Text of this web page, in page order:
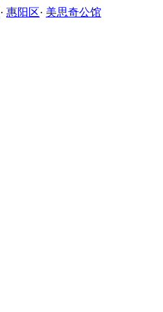
· 惠阳区· 美思奇公馆